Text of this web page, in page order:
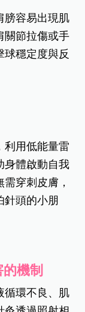
膀容易出現肌
關節拉傷或手
球穩定度與反
利用低能量雷
身體啟動自我
穿刺皮膚，
針頭的小朋
機制
循環不良、肌